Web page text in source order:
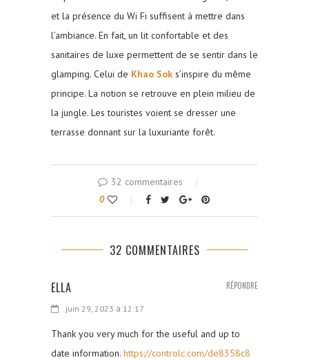
et la présence du Wi Fi suffisent à mettre dans
l’ambiance. En fait, un lit confortable et des
sanitaires de luxe permettent de se sentir dans le
glamping. Celui de Khao Sok s’inspire du même
principe. La notion se retrouve en plein milieu de
la jungle. Les touristes voient se dresser une
terrasse donnant sur la luxuriante forêt.
32 commentaires
0
32 COMMENTAIRES
ELLA
juin 29, 2023 à 12:17
Thank you very much for the useful and up to
date information. https://controlc.com/de8358c8
RÉPONDRE